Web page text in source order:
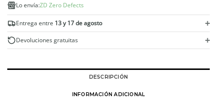
Lo envía:ZD Zero Defects
Entrega entre 13 y 17 de agosto +
Devoluciones gratuitas +
DESCRIPCIÓN
INFORMACIÓN ADICIONAL